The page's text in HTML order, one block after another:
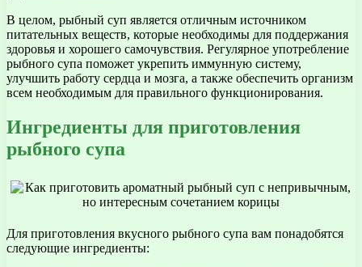
В целом, рыбный суп является отличным источником
питательных веществ, которые необходимы для поддержания
здоровья и хорошего самочувствия. Регулярное употребление
рыбного супа поможет укрепить иммунную систему,
улучшить работу сердца и мозга, а также обеспечить организм
всем необходимым для правильного функционирования.
Ингредиенты для приготовления
рыбного супа
Для приготовления вкусного рыбного супа вам понадобятся
следующие ингредиенты: